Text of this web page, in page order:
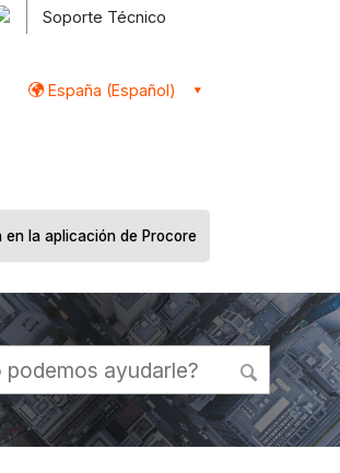
Soporte Técnico
España (Español)
en la aplicación de Procore